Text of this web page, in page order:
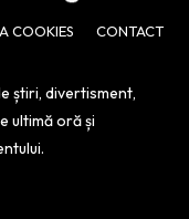
COOKIES CONTACT
știri, divertisment,
ultimă oră și